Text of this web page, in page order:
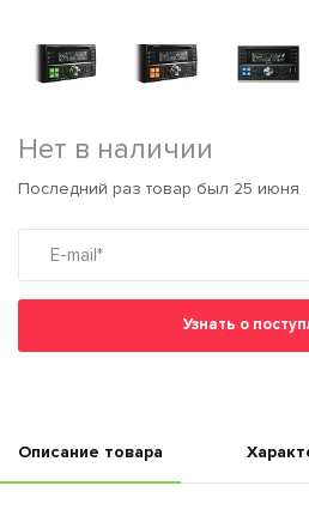
Нет в наличии
Последний раз товар был 25 июня
Узнать о
Описание товара